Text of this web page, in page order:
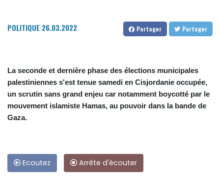
POLITIQUE 26.03.2022 Partager Partager
La seconde et dernière phase des élections municipales
palestiniennes s'est tenue samedi en Cisjordanie occupée,
un scrutin sans grand enjeu car notamment boycotté par le
mouvement islamiste Hamas, au pouvoir dans la bande de
Gaza.
Ecoutez Arrête d'écouter